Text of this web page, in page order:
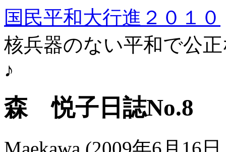
国民平和大行進２０１０
核兵器のない平和で公
♪
森 悦子日誌No.8